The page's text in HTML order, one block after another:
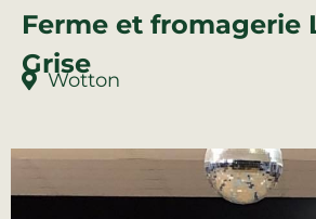
Ferme et fromagerie
Grise
Wotton